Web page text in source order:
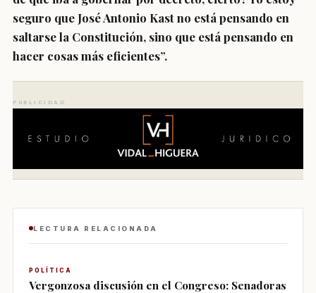
seguro que José Antonio Kast no está pensando en
saltarse la Constitución, sino que está pensando en
hacer cosas más eficientes”.
PUBLICIDAD
LECTURA RELACIONADA
POLÍTICA
Vergonzosa discusión en el Congreso: Senadoras